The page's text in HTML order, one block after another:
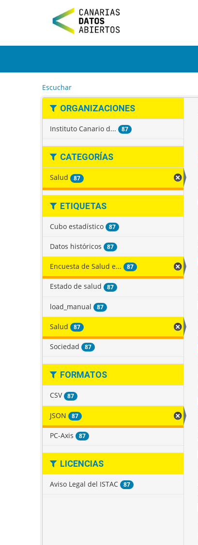
t
Escuchar
ORGANIZACIONES
Instituto Canario d... 87
CATEGORÍAS
Salud 87
ETIQUETAS
Cubo estadístico 87
Datos históricos 87
Encuesta de Salud e... 87
Estado de salud 87
load_manual 87
Salud 87
Sociedad 87
FORMATOS
CSV 87
JSON 87
PC-Axis 87
LICENCIAS
Aviso Legal del ISTAC 87